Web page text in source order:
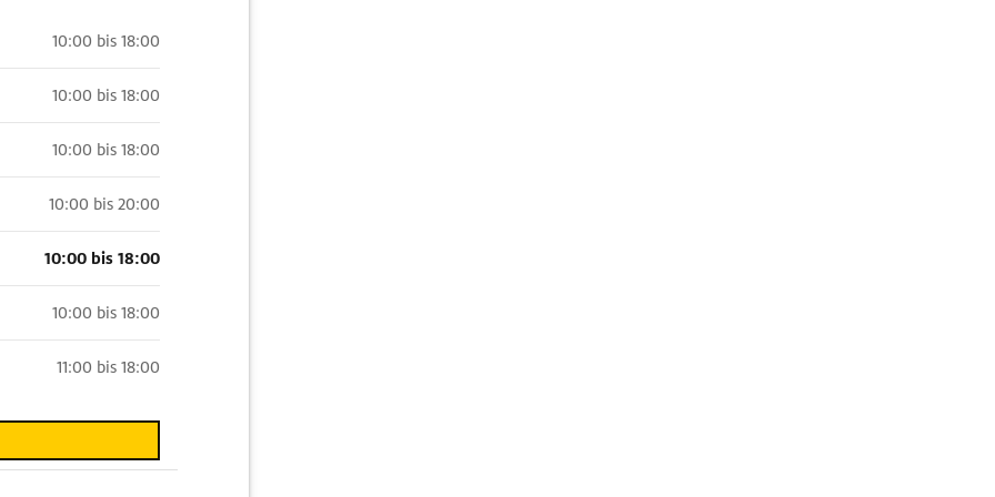
10:00 bis 18:00
10:00 bis 18:00
10:00 bis 18:00
10:00 bis 20:00
10:00 bis 18:00
10:00 bis 18:00
11:00 bis 18:00